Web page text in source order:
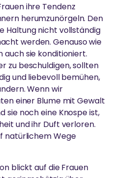
ihre Tendenz
herumzunörgeln. Den
Haltung nicht vollständig
werden. Genauso wie
auch sie konditioniert.
zu beschuldigen, sollten
und liebevoll bemühen,
Wenn wir
einer Blume mit Gewalt
sie noch eine Knospe ist,
und ihr Duft verloren.
natürlichem Wege
blickt auf die Frauen